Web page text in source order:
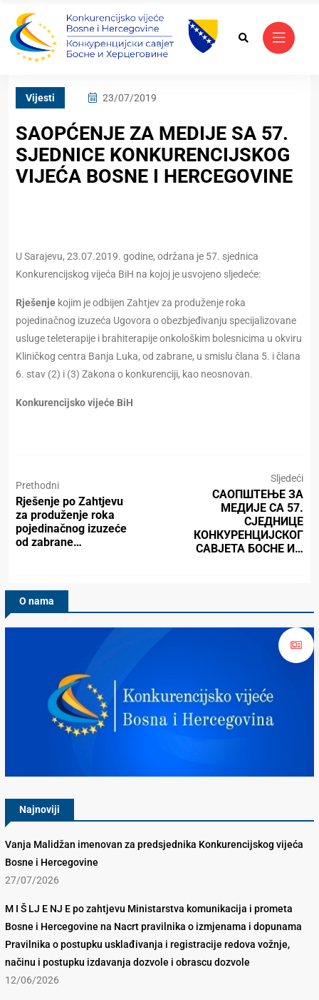
Vijesti 23/07/2019
SAOPĆENJE ZA MEDIJE SA 57.
SJEDNICE KONKURENCIJSKOG
VIJEĆA BOSNE I HERCEGOVINE
U Sarajevu, 23.07.2019. godine, održana je 57. sjednica
Konkurencijskog vijeća BiH na kojoj je usvojeno sljedeće:
Rješenje kojim je odbijen Zahtjev za produženje roka
pojedinačnog izuzeća Ugovora o obezbjeđivanju specijalizovane
usluge teleterapije i brahiterapije onkološkim bolesnicima u okviru
Kliničkog centra Banja Luka, od zabrane, u smislu člana 5. i člana
6. stav (2) i (3) Zakona o konkurenciji, kao neosnovan.
Konkurencijsko vijeće BiH
Prethodni
Rješenje po Zahtjevu
za produženje roka
pojedinačnog izuzeće
od zabrane…
Sljedeći
САОПШТЕЊЕ ЗА
МЕДИЈЕ СА 57.
СЈЕДНИЦЕ
КОНКУРЕНЦИЈСКОГ
САВЈЕТА БОСНЕ И…
O nama
Najnoviji
Vanja Malidžan imenovan za predsjednika Konkurencijskog vijeća
Bosne i Hercegovine
27/07/2026
M I Š LJ E NJ E po zahtjevu Ministarstva komunikacija i prometa
Bosne i Hercegovine na Nacrt pravilnika o izmjenama i dopunama
Pravilnika o postupku usklađivanja i registracije redova vožnje,
načinu i postupku izdavanja dozvole i obrascu dozvole
12/06/2026